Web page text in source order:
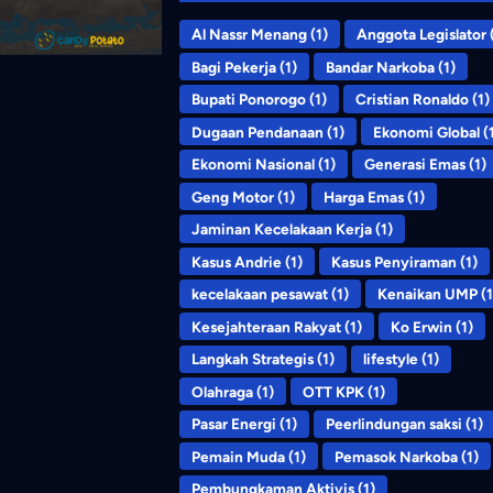
Al Nassr Menang(1) Anggota Legislator
Bagi Pekerja(1) Bandar Narkoba(1)
Bupati Ponorogo(1) Cristian Ronaldo(1)
Dugaan Pendanaan (1) Ekonomi Global
Ekonomi Nasional(1) Generasi Emas(1)
Geng Motor(1) Harga Emas(1)
Jaminan Kecelakaan Kerja(1)
Kasus Andrie(1) Kasus Penyiraman (1)
kecelakaan pesawat(1) Kenaikan UMP
Kesejahteraan Rakyat(1) Ko Erwin (1)
Langkah Strategis(1) lifestyle(1)
Olahraga(1) OTT KPK(1)
Pasar Energi (1) Peerlindungan saksi (1)
Pemain Muda(1) Pemasok Narkoba(1)
Pembungkaman Aktivis(1)